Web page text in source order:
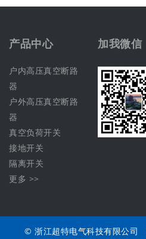
产品中心
户内高压真空断路
器
户外高压真空断路
器
真空负荷开关
接地开关
隔离开关
更多 >>
加我微信
© 浙江超特电气科技有限公司